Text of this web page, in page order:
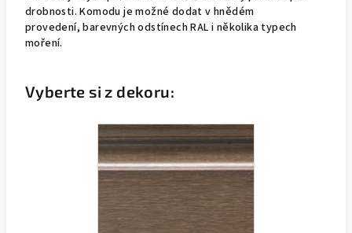
drobnosti. Komodu je možné dodat v hnědém
provedení, barevných odstínech RAL i několika typech
moření.
Vyberte si z dekoru: